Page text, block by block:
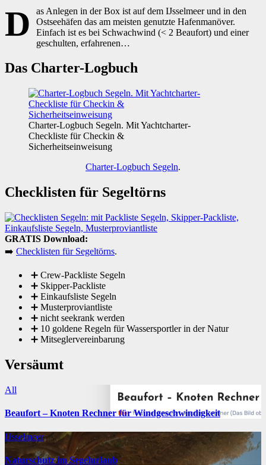
D
as Anlegen in der Box ist auf dem IJsselmeer und in den
Ostseehäfen das am meisten genutzte Hafenmanöver.
Einfach ist es bei Schwachwind (< 2 Beaufort) und einer
geschulten, erfahrenen…
Das Charter-Logbuch
Charter-Logbuch Segeln. Mit Yachtcharter-
Checkliste für Checkin &
Sicherheitseinweisung
Charter-Logbuch Segeln.
Checklisten für Segeltörns
GRATIS Download:
➡️ Checklisten für Segeltörns.
➕ Crew-Packliste Segeln
➕ Skipper-Packliste
➕ Einkaufsliste Segeln
➕ Musterproviantliste
➕ nicht seekrank werden
➕ 10 goldene Regeln für Wassersportler in der Natur
➕ Mitseglervereinbarung
Versäumt
All
Beaufort – Knoten Rechner für Windgeschwindigkeit
IJsselmeer
Naturschutz im Segelurlaub